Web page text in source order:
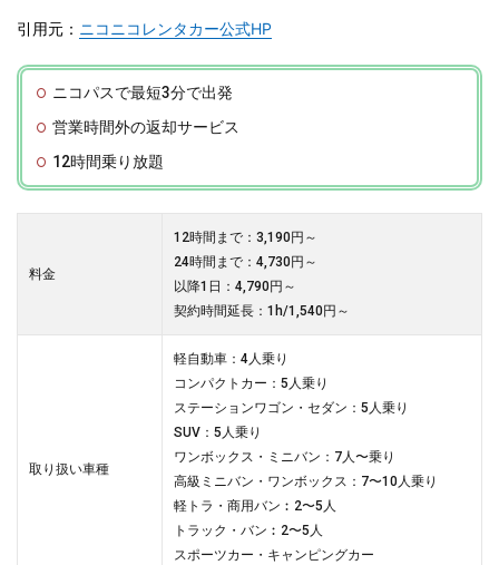
引用元： ニコニコレンタカー公式HP
ニコパスで最短3分で出発
営業時間外の返却サービス
12時間乗り放題
料金
12時間まで：3,190円～
24時間まで：4,730円～
以降1日：4,790円～
契約時間延長：1h/1,540円～
取り扱い車種
軽自動車：4人乗り
コンパクトカー：5人乗り
ステーションワゴン・セダン：5人乗り
SUV：5人乗り
ワンボックス・ミニバン：7人〜乗り
高級ミニバン・ワンボックス：7〜10人乗り
軽トラ・商用バン︰2〜5人
トラック・バン︰2〜5人
スポーツカー・キャンピングカー